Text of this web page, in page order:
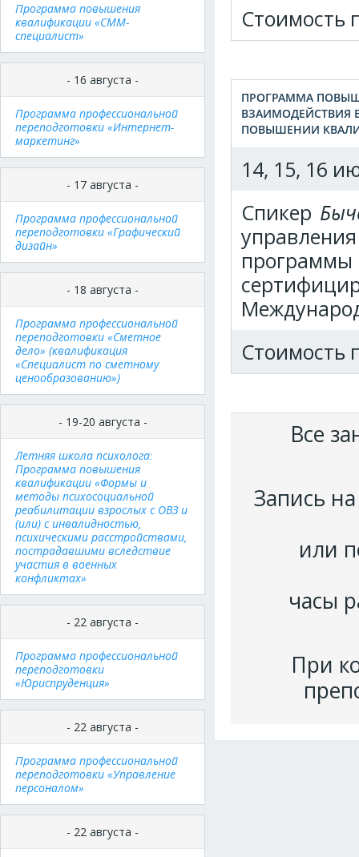
Программа повышения
квалификации «СММ-
специалист»
- 16 августа -
Программа профессиональной
переподготовки «Интернет-
маркетинг»
- 17 августа -
Программа профессиональной
переподготовки «Графический
дизайн»
- 18 августа -
Программа профессиональной
переподготовки «Сметное
дело» (квалификация
«Специалист по сметному
ценообразованию»)
- 19-20 августа -
Летняя школа психолога:
Программа повышения
квалификации «Формы и
методы психосоциальной
реабилитации взрослых с ОВЗ и
(или) с инвалидностью,
психическими расстройствами,
пострадавшими вследствие
участия в военных
конфликтах»
- 22 августа -
Программа профессиональной
переподготовки
«Юриспруденция»
- 22 августа -
Программа профессиональной
переподготовки «Управление
персоналом»
- 22 августа -
Стоимость
ПРОГРАММА
ВЗАИМОДЕЙСТВИЯ
ПОВЫШЕНИИ
14, 15, 16
Спикер
Стоимость
Все
Запись
или
часы
При